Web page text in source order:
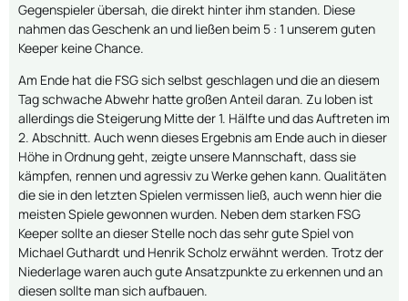
Gegenspieler übersah, die direkt hinter ihm standen. Diese
nahmen das Geschenk an und ließen beim 5 : 1 unserem guten
Keeper keine Chance.
Am Ende hat die FSG sich selbst geschlagen und die an diesem
Tag schwache Abwehr hatte großen Anteil daran. Zu loben ist
allerdings die Steigerung Mitte der 1. Hälfte und das Auftreten im
2. Abschnitt. Auch wenn dieses Ergebnis am Ende auch in dieser
Höhe in Ordnung geht, zeigte unsere Mannschaft, dass sie
kämpfen, rennen und agressiv zu Werke gehen kann. Qualitäten
die sie in den letzten Spielen vermissen ließ, auch wenn hier die
meisten Spiele gewonnen wurden. Neben dem starken FSG
Keeper sollte an dieser Stelle noch das sehr gute Spiel von
Michael Guthardt und Henrik Scholz erwähnt werden. Trotz der
Niederlage waren auch gute Ansatzpunkte zu erkennen und an
diesen sollte man sich aufbauen.